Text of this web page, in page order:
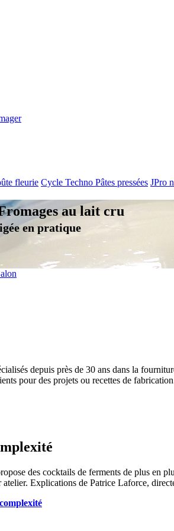
fleurie Cycle Techno Pâtes pressées JPro
au lait cru
en pratique
depuis près de 30 ans dans la
pour des projets ou recettes de
des cocktails de ferments de plus en
Explications de Patrice Laforce,